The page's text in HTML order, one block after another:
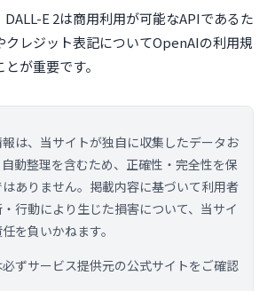
E 2は商用利用が可能なAPIであるた
クレジット表記についてOpenAIの利用規
が重要です。
は、当サイトが独自に収集したデータお
動整理を含むため、正確性・完全性を保
ありません。掲載内容に基づいて利用者
行動により生じた損害について、当サイ
を負いかねます。
ずサービス提供元の公式サイトをご確認